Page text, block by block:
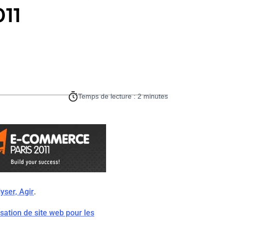
Temps de lecture : 2 minutes
Agir.
de site web pour les